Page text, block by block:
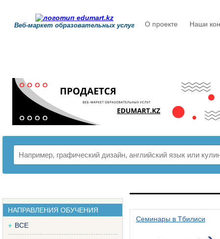
Веб-маркет образовательных услуг О проекте Наши
НАПРАВЛЕНИЯ ОБУЧЕНИЯ
ВСЕ
Семинары в Тбилиси